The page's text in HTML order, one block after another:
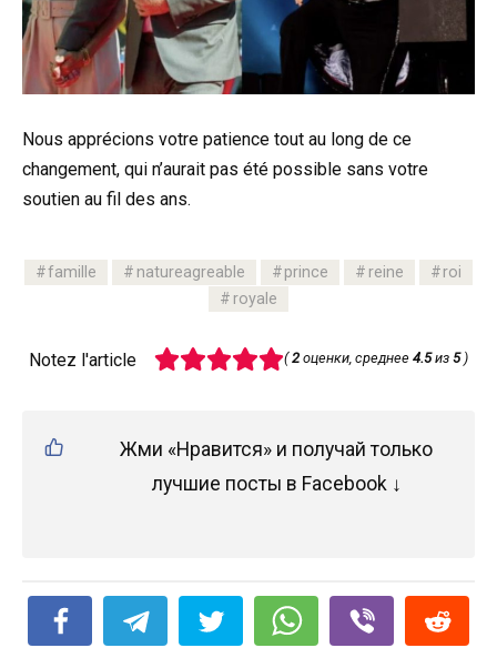
Nous apprécions votre patience tout au long de ce
changement, qui n’aurait pas été possible sans votre
soutien au fil des ans.
famille natureagreable prince reine
roi
royale
Notez l'article (2оценки, среднее 4.5из 5)
Жми «Нравится» и получай только
лучшие посты в Facebook ↓